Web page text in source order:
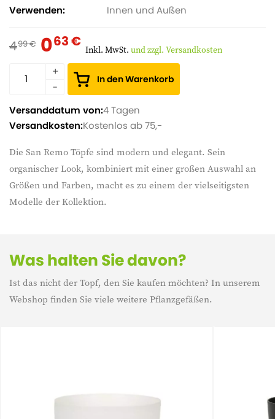
Die San Remo Töpfe sind modern und elegant. Sein
organischer Look, kombiniert mit einer großen Auswahl an
Größen und Farben, macht es zu einem der vielseitigsten
Modelle der Kollektion.
Verwenden
Innen und Außen
499 € 063 € Inkl. MwSt. und zzgl. Versandkosten
In den Warenkorb
Versanddatum von:4 Tagen
Versandkosten:Kostenlos ab 75,-
Was halten Sie davon?
Ist das nicht der Topf, den Sie kaufen möchten? In unserem
Webshop finden Sie viele weitere Pflanzgefäßen.